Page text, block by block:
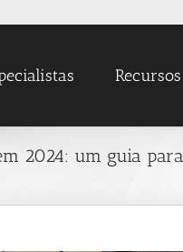
Recursos
2024: um guia para